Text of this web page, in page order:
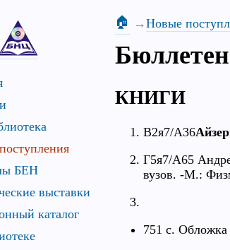
БЕН
выставки
каталог
🏠 Новые
КНИГИ
В2я7/А36
Г5я7/А65
вузов. -М.:
751 с. Обложка